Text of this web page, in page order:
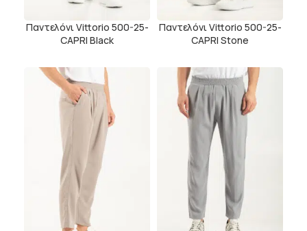
Παντελόνι Vittorio 500-25-
CAPRI Black
Παντελόνι Vittorio 500-25-
CAPRI Stone